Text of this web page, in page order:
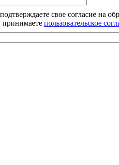
свое согласие на
пользовательское